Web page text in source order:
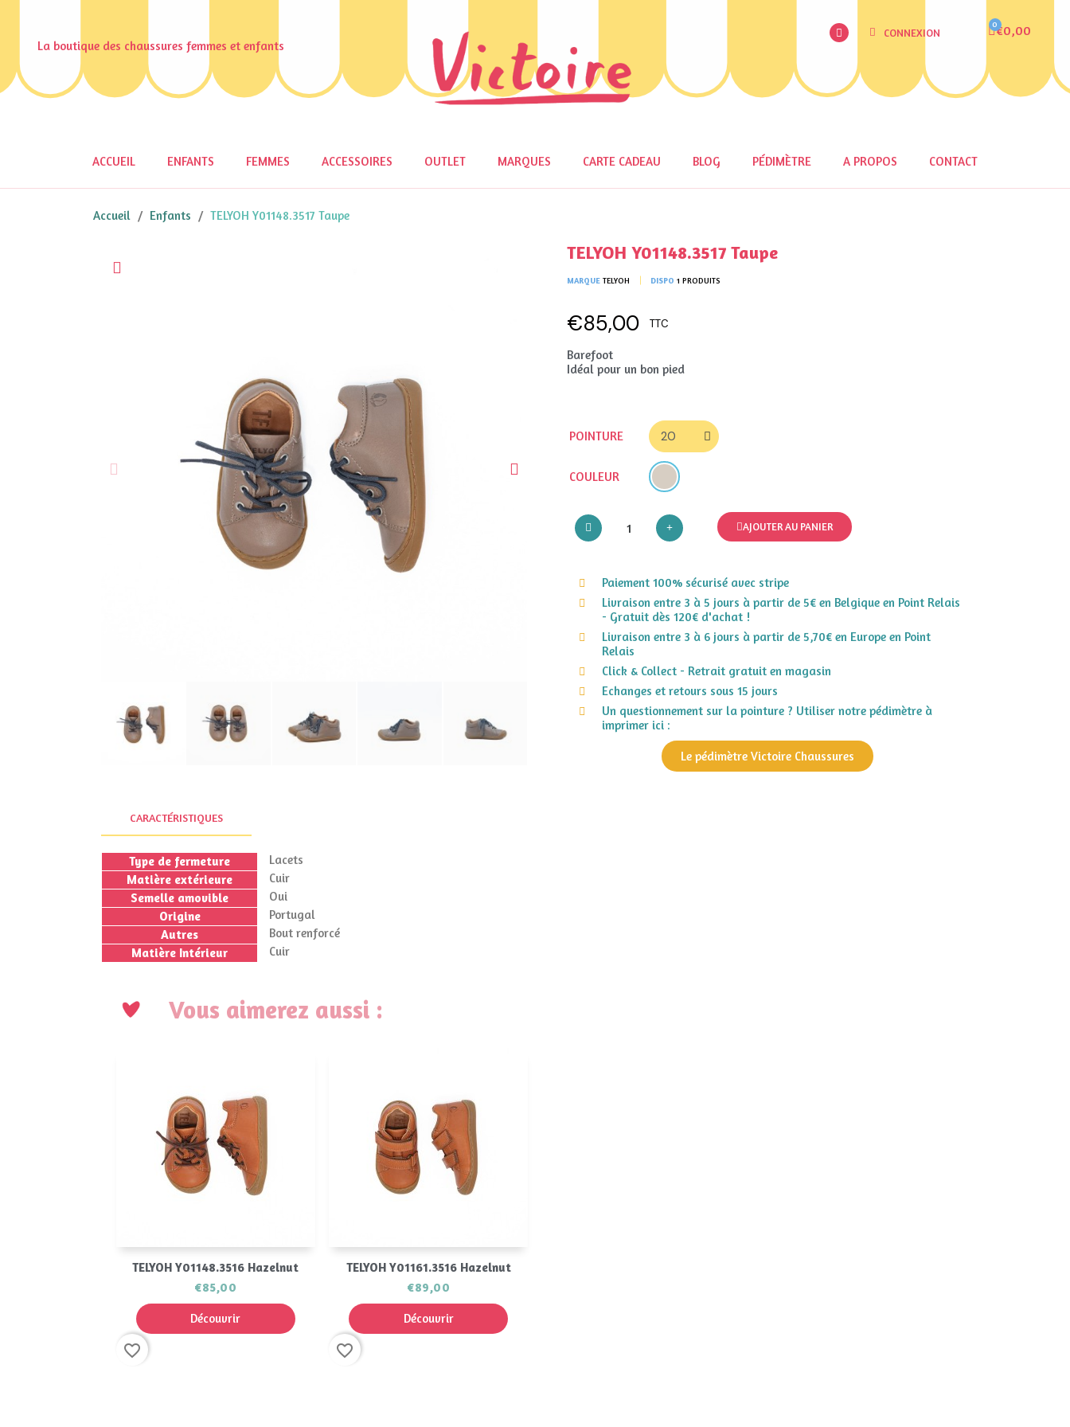
La boutique des chaussures femmes et enfants
CONNEXION €0,00
ACCUEIL ENFANTS FEMMES ACCESSOIRES OUTLET MARQUES CARTE CADEAU BLOG PÉDIMÈTRE A PROPOS CONTACT
Accueil Enfants TELYOH Y01148.3517 Taupe
TELYOH Y01148.3517 Taupe
MARQUE TELYOH DISPO 1 PRODUITS
€85,00 TTC
Barefoot
Idéal pour un bon pied
POINTURE
COULEUR
AJOUTER AU PANIER
Paiement 100% sécurisé avec stripe
Livraison entre 3 à 5 jours à partir de 5€ en Belgique en Point Relais
- Gratuit dès 120€ d'achat !
Livraison entre 3 à 6 jours à partir de 5,70€ en Europe en Point
Relais
Click & Collect - Retrait gratuit en magasin
Echanges et retours sous 15 jours
Un questionnement sur la pointure ? Utiliser notre pédimètre à
imprimer ici :
Le pédimètre Victoire Chaussures
CARACTÉRISTIQUES
Type de fermeture
Lacets
Matière extérieure
Cuir
Semelle amovible
Oui
Origine
Portugal
Autres
Bout renforcé
Matière Intérieur
Cuir
Vous aimerez aussi :
Aperçu rapide
TELYOH Y01148.3516 Hazelnut
€85,00
Découvrir
favorite_border
Aperçu rapide
TELYOH Y01161.3516 Hazelnut
€89,00
Découvrir
favorite_border